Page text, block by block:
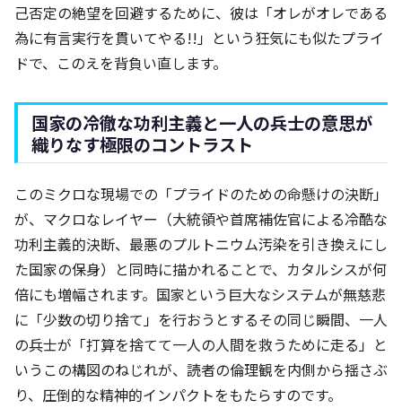
己否定の絶望を回避するために、彼は「オレがオレである
為に有言実行を貫いてやる!!」という狂気にも似たプライ
ドで、このえを背負い直します。
国家の冷徹な功利主義と一人の兵士の意思が
織りなす極限のコントラスト
このミクロな現場での「プライドのための命懸けの決断」
が、マクロなレイヤー（大統領や首席補佐官による冷酷な
功利主義的決断、最悪のプルトニウム汚染を引き換えにし
た国家の保身）と同時に描かれることで、カタルシスが何
倍にも増幅されます。国家という巨大なシステムが無慈悲
に「少数の切り捨て」を行おうとするその同じ瞬間、一人
の兵士が「打算を捨てて一人の人間を救うために走る」と
いうこの構図のねじれが、読者の倫理観を内側から揺さぶ
り、圧倒的な精神的インパクトをもたらすのです。